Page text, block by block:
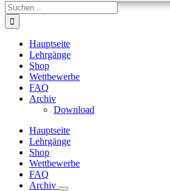
Suche
nach:
Hauptseite
Lehrgänge
Shop
Wettbewerbe
FAQ
Archiv
Download
Hauptseite
Lehrgänge
Shop
Wettbewerbe
FAQ
Archiv